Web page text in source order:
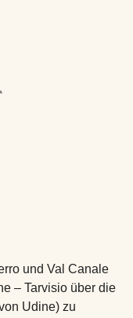
und Val Canale
– Tarvisio über die
Udine) zu